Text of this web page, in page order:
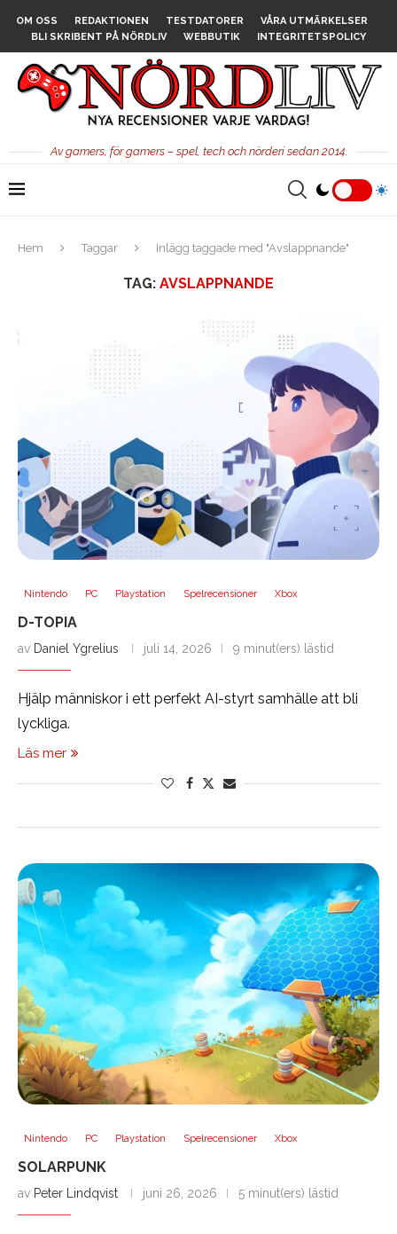
OM OSS REDAKTIONEN TESTDATORER
VÅRA UTMÄRKELSER
BLI SKRIBENT PÅ NÖRDLIV
WEBBUTIK INTEGRITETSPOLICY
Av gamers, för gamers – spel, tech och nörderi sedan 2014.
Hem Taggar Inlägg taggade med "Avslappnande"
TAG: AVSLAPPNANDE
Nintendo PC Playstation Spelrecensioner Xbox
D-TOPIA
av Daniel Ygrelius juli 14, 2026 9 minut(ers) lästid
Hjälp människor i ett perfekt AI-styrt samhälle att bli
lyckliga.
Läs mer
Nintendo PC Playstation Spelrecensioner Xbox
SOLARPUNK
av Peter Lindqvist juni 26, 2026 5 minut(ers) lästid